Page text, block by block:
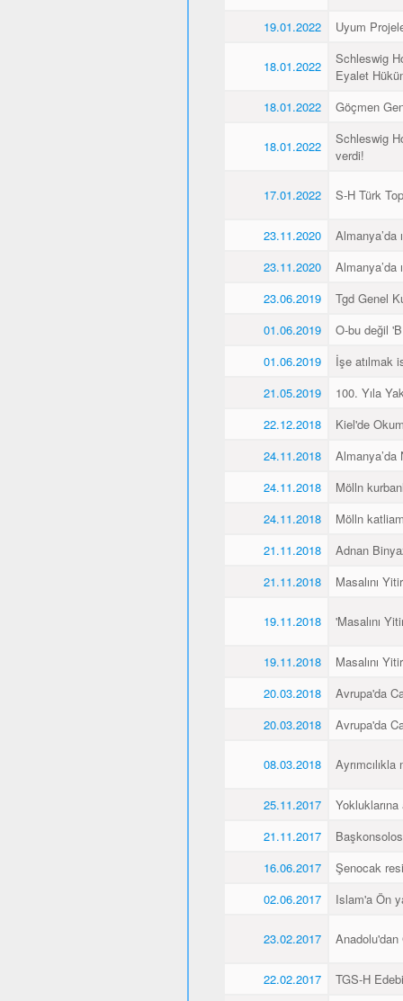
19.01.2022 Uyum
18.01.2022
Schleswig
Eyalet
18.01.2022
Göçmen
18.01.2022
Schleswig
verdi!
17.01.2022 S-H Türk
23.11.2020
Almanya’da
23.11.2020
Almanya’da
23.06.2019
Tgd Genel
01.06.2019
O-bu değil
01.06.2019
İşe atılmak
21.05.2019
100. Yıla
22.12.2018
Kiel'de
24.11.2018
Almanya’da
24.11.2018
Mölln
24.11.2018
Mölln
21.11.2018
Adnan
21.11.2018
Masalını
19.11.2018 'Masalını
19.11.2018
Masalını
20.03.2018
Avrupa'da
20.03.2018
Avrupa'da
08.03.2018
25.11.2017
Yokluklarına
21.11.2017
16.06.2017
Şenocak
02.06.2017
Islam'a Ön
23.02.2017
22.02.2017
TGS-H